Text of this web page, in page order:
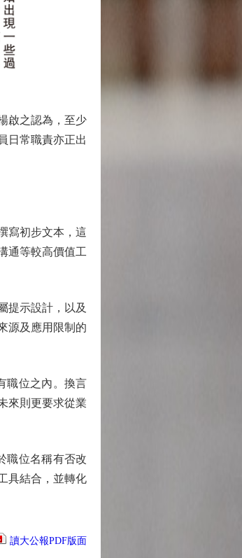
啟之認為，至少
日常職責亦正出
寫初步文本，這
通等較高價值工
提示設計，以及
源及應用限制的
職位之內。換言
來則更要求從業
位名稱有否改
具結合，並轉化
讀大公報PDF版面